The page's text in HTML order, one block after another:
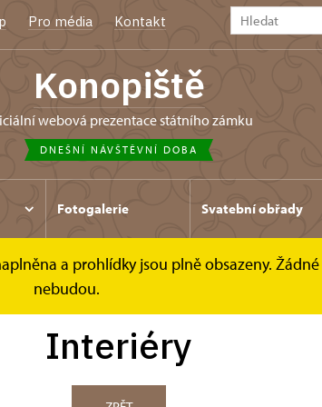
Pro média Kontakt
Konopiště
webová prezentace státního zámku
DNEŠNÍ NÁVŠTĚVNÍ DOBA
Fotogalerie Svatební obřady
a prohlídky jsou plně obsazeny.
nebudou.
Interiéry